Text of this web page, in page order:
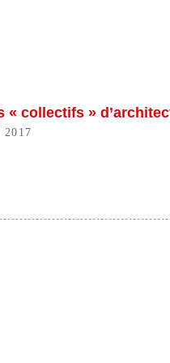
« collectifs »